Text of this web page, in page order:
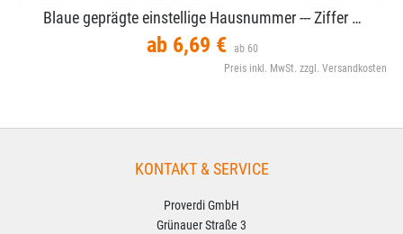
Blaue geprägte einstellige Hausnummer --​- Ziffer …
ab 6,69 €
ab 60
Preis inkl. MwSt. zzgl. Versandkosten
KONTAKT & SERVICE
Proverdi GmbH
Grünauer Straße 3